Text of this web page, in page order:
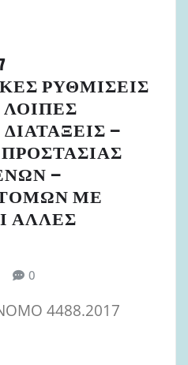
ΡΥΘΜΙΣΕΙΣ
–
–
ΜΕ
ΑΛΛΕΣ
0
4488.2017